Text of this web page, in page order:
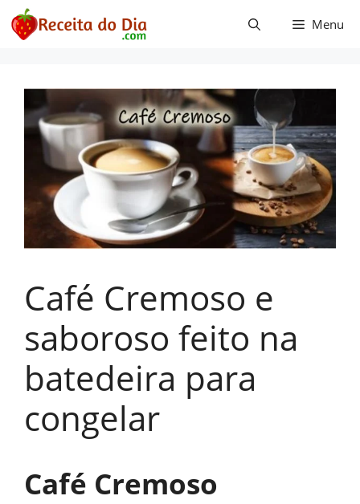
Pular
para
Menu
Café Cremoso e
saboroso feito na
batedeira para
congelar
Café Cremoso